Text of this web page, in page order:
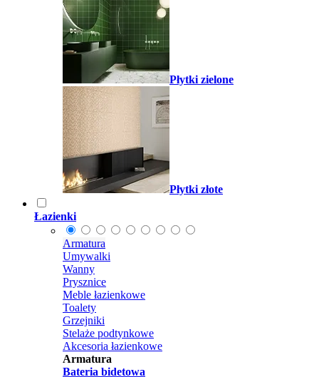
Płytki zielone
Płytki złote
Łazienki
Armatura
Umywalki
Wanny
Prysznice
Meble łazienkowe
Toalety
Grzejniki
Stelaże podtynkowe
Akcesoria łazienkowe
Armatura
Bateria bidetowa